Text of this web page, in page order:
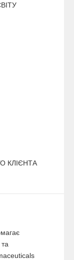
КЛІЄНТА